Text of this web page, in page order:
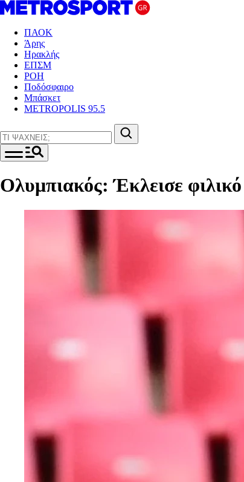
ΠΑΟΚ
Άρης
Ηρακλής
ΕΠΣΜ
ΡΟΗ
Ποδόσφαιρο
Μπάσκετ
METROPOLIS 95.5
Ολυμπιακός: Έκλεισε